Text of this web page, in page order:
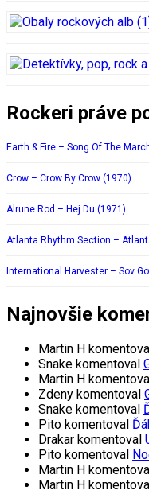
Rockeri práve
Earth & Fire – Song Of The
Crow – Crow By Crow (1970)
Alrune Rod – Hej Du (1971)
Atlanta Rhythm Section –
International Harvester – Sov
Najnovšie
Martin H
Snake komentoval
Martin H
Zdeny komentoval
Snake komentoval
Pito komentoval
Drakar komentoval
Pito komentoval
Martin H
Martin H